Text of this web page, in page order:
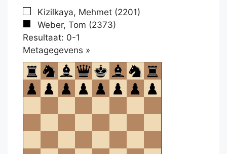
Kizilkaya, Mehmet (2201)
Weber, Tom (2373)
Resultaat: 0-1
Metagegevens »
om
te
openen.